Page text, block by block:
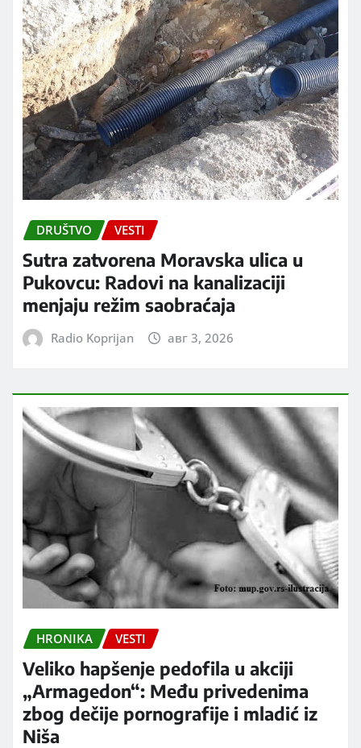
DRUŠTVO VESTI
Sutra zatvorena Moravska ulica u
Pukovcu: Radovi na kanalizaciji
menjaju režim saobraćaja
Radio Koprijan авг 3, 2026
HRONIKA VESTI
Veliko hapšenje pedofila u akciji
„Armagedon“: Među privedenima
zbog dečije pornografije i mladić iz
Niša